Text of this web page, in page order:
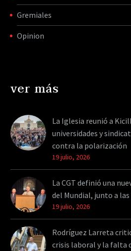
Gremiales
Opinion
ver más
La Iglesia reunió a
universidades y
contra la polarización
19 julio, 2026
La CGT definió una
del Mundial, junto a las
19 julio, 2026
Rodríguez Larreta
crisis laboral y la falta